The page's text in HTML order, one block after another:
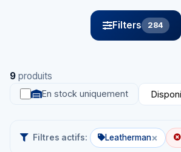
Filters 284
9 produits
En stock uniquement
Filtres actifs: Leatherman×